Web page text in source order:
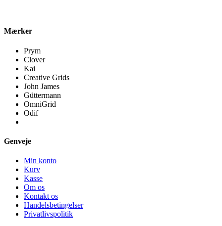
Mærker
Prym
Clover
Kai
Creative Grids
John James
Güttermann
OmniGrid
Odif
Genveje
Min konto
Kurv
Kasse
Om os
Kontakt os
Handelsbetingelser
Privatlivspolitik